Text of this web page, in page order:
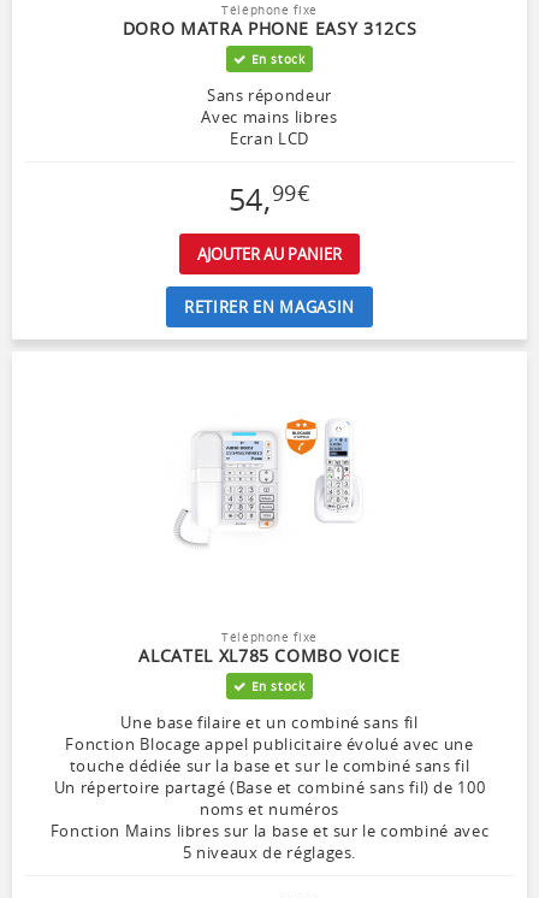
Téléphone fixe
DORO MATRA PHONE EASY 312CS
En stock
Sans répondeur
Avec mains libres
Ecran LCD
54,99€
AJOUTER AU PANIER
RETIRER EN MAGASIN
Téléphone fixe
ALCATEL XL785 COMBO VOICE
En stock
Une base filaire et un combiné sans fil
Fonction Blocage appel publicitaire évolué avec une
touche dédiée sur la base et sur le combiné sans fil
Un répertoire partagé (Base et combiné sans fil) de 100
noms et numéros
Fonction Mains libres sur la base et sur le combiné avec
5 niveaux de réglages.